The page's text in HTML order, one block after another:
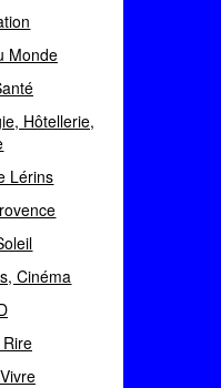
Monde
Hôtellerie,
Lérins
Cinéma